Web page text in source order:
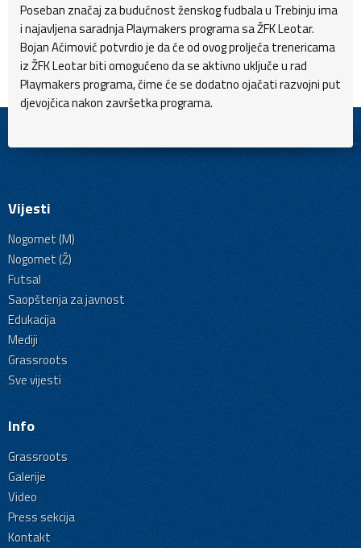
Poseban značaj za budućnost ženskog fudbala u Trebinju ima
i najavljena saradnja Playmakers programa sa ŽFK Leotar.
Bojan Aćimović potvrdio je da će od ovog proljeća trenericama
iz ŽFK Leotar biti omogućeno da se aktivno uključe u rad
Playmakers programa, čime će se dodatno ojačati razvojni put
djevojčica nakon završetka programa.
Vijesti
Nogomet (M)
Nogomet (Ž)
Futsal
Saopštenja za javnost
Edukacija
Mediji
Grassroots
Sve vijesti
Info
Grassroots
Galerije
Video
Press sekcija
Kontakt